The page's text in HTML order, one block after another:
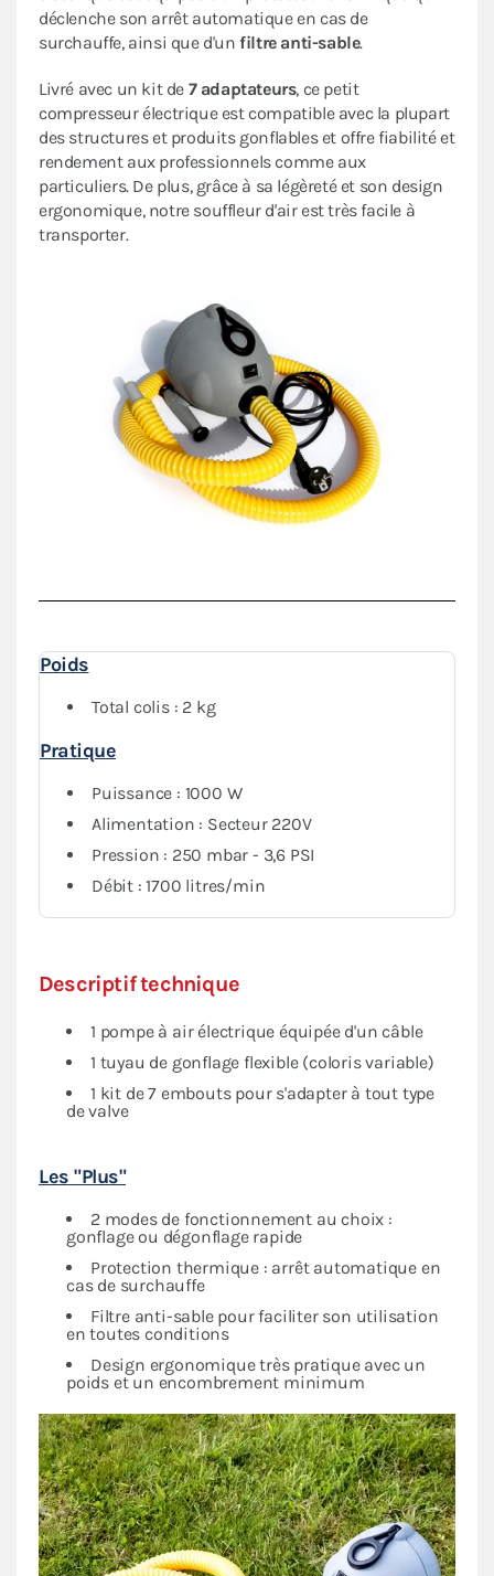
déclenche son arrêt automatique en cas de
surchauffe, ainsi que d'unfiltre anti-sable.
Livré avec un kit de 7 adaptateurs, ce petit
compresseur électrique est compatible avec la plupart
des structures et produits gonflables et offre fiabilité et
rendement aux professionnels comme aux
particuliers. De plus, grâce à sa légèreté et son design
ergonomique, notre souffleur d'air est très facile à
transporter.
Descriptif technique
1 pompe à air électrique équipée d'un câble
1 tuyau de gonflage flexible (coloris variable)
1 kit de 7 embouts pour s'adapter à tout type
de valve
Les "Plus"
2 modes de fonctionnement au choix :
gonflage ou dégonflage rapide
Protection thermique : arrêt automatique en
cas de surchauffe
Filtre anti-sable pour faciliter son utilisation
en toutes conditions
Design ergonomique très pratique avec un
poids et un encombrement minimum
Poids
Total colis : 2 kg
Pratique
Puissance : 1000 W
Alimentation : Secteur 220V
Pression : 250 mbar - 3,6 PSI
Débit : 1700 litres/min